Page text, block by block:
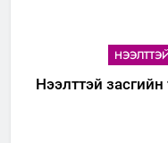
Нээлттэй